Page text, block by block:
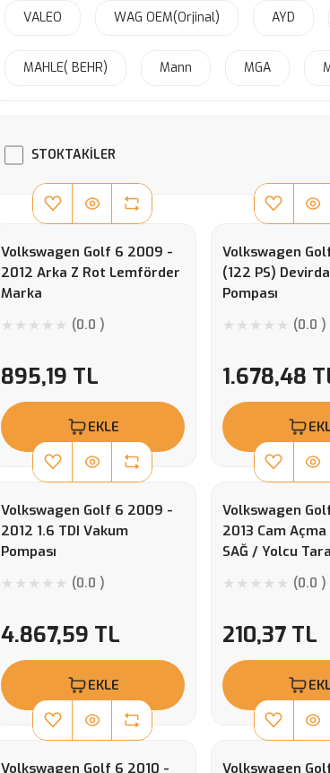
VALEO WAG OEM(Orjinal) AYD
MAHLE( BEHR) Mann MGA
STOKTAKILER
Volkswagen Golf 6 2009 -
2012 Arka Z Rot Lemförder
Marka
(0.0 )
895,19 TL
EKLE
Volkswagen
(122 PS)
Pompası
(0.0 )
1.678,48
Volkswagen Golf 6 2009 -
2012 1.6 TDI Vakum
Pompası
(0.0 )
4.867,59 TL
EKLE
Volkswagen
2013 Cam
SAĞ / Yolcu
7L6959855B
(7L6959855BG6)
(0.0 )
210,37 TL
Volkswagen Golf 6 2010 -
Volkswagen